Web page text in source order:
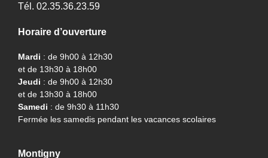
Tél. 02.35.36.23.59
Horaire d’ouverture
Mardi : de 9h00 à 12h30
et de 13h30 à 18h00
Jeudi : de 9h00 à 12h30
et de 13h30 à 18h00
Samedi : de 9h30 à 11h30
Fermée les samedis pendant les vacances scolaires
Montigny